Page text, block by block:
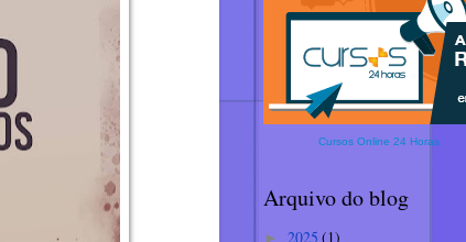
Cursos Online 24 Horas
Arquivo do blog
► 2025 (1)